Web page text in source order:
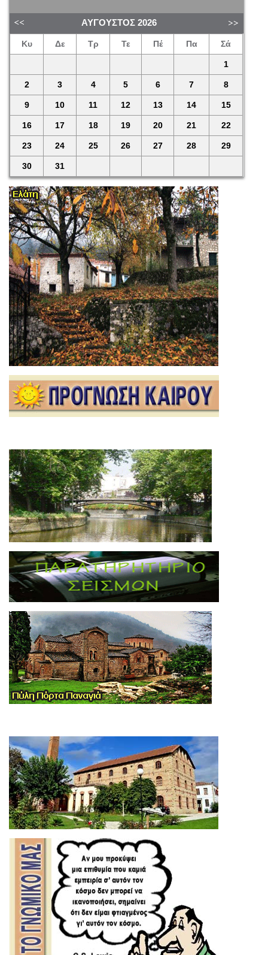
ΑΎΓΟΥΣΤΟΣ 2026
Κυ Δε Τρ Τε Πέ Πα Σά
1
2 3 4 5 6 7 8
9 10 11 12 13 14 15
16 17 18 19 20 21 22
23 24 25 26 27 28 29
30 31